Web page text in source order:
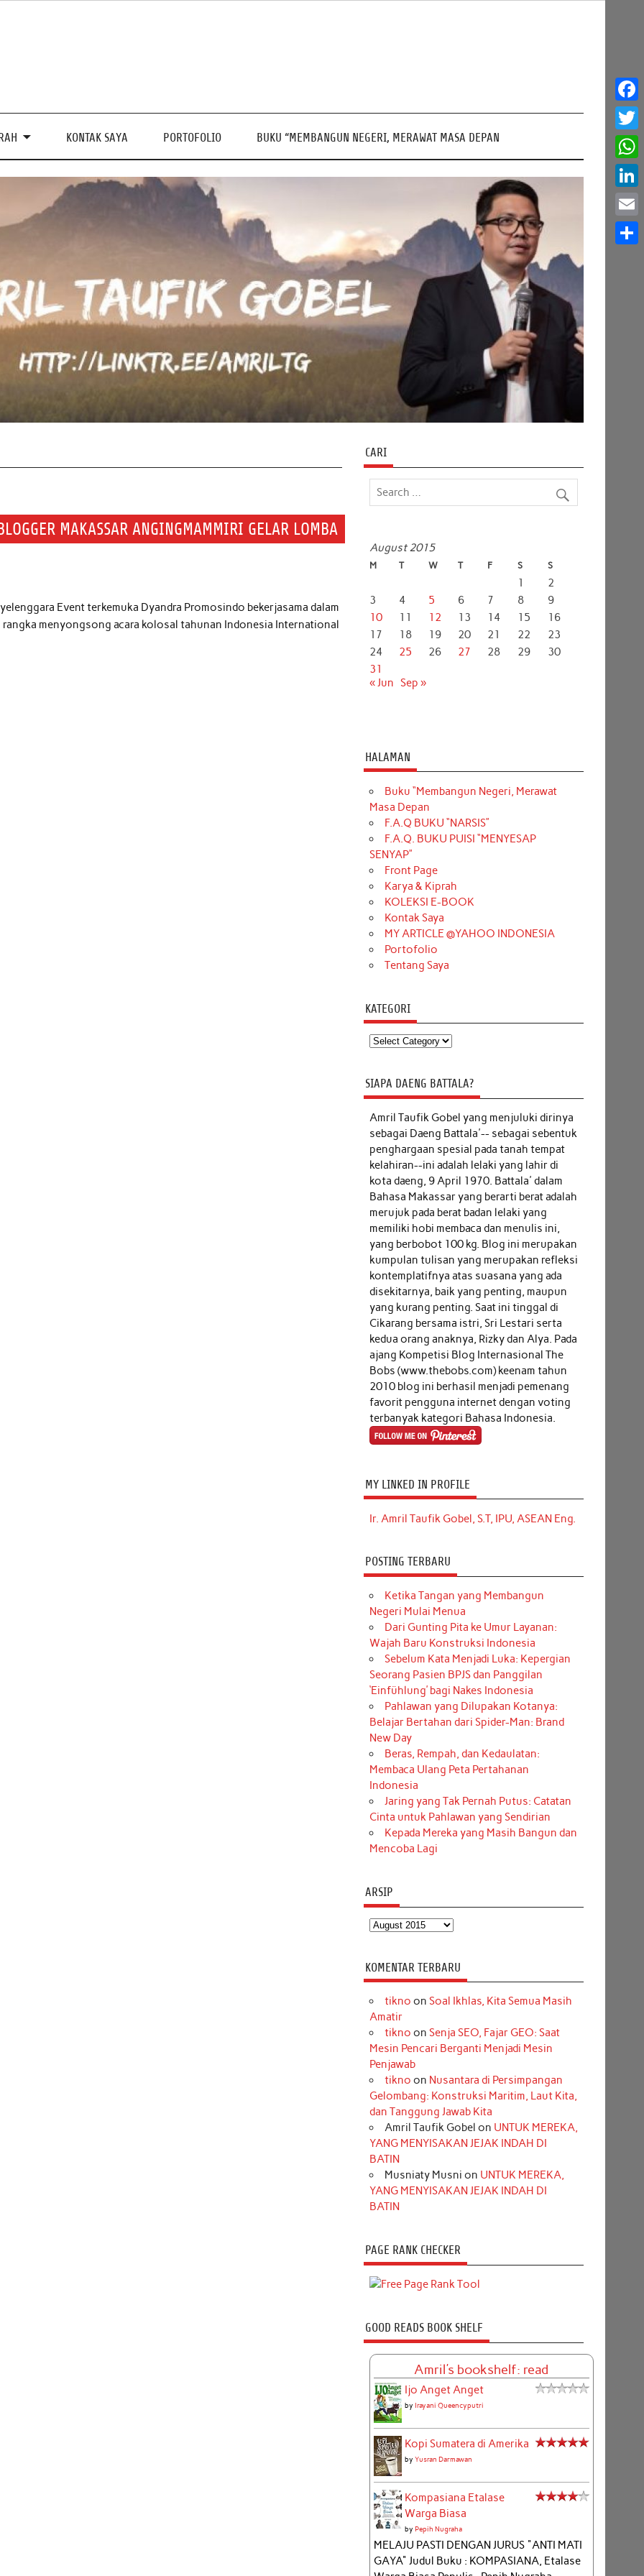
KONTAK SAYA PORTOFOLIO BUKU “MEMBANGUN NEGERI, MERAWAT MASA DEPAN
MAKASSAR ANGINGMAMMIRI GELAR LOMBA
Event terkemuka Dyandra Promosindo bekerjasama dalam
menyongsong acara kolosal tahunan Indonesia International
CARI
August 2015
M T W T F S S
1
2
3
4 5 6 7 8
9
10
11 12 13 14 15
16
17
18 19 20 21 22
23
24
25 26 27 28 29
30
31
« Jun Sep »
HALAMAN
Buku “Membangun Negeri, Merawat
Masa Depan
F.A.Q BUKU “NARSIS”
F.A.Q. BUKU PUISI “MENYESAP
SENYAP”
Front Page
Karya & Kiprah
KOLEKSI E-BOOK
Kontak Saya
MY ARTICLE @YAHOO INDONESIA
Portofolio
Tentang Saya
KATEGORI
Kategori
SIAPA DAENG BATTALA?
Amril Taufik Gobel yang menjuluki dirinya
sebagai Daeng Battala'-- sebagai sebentuk
penghargaan spesial pada tanah tempat
kelahiran--ini adalah lelaki yang lahir di
kota daeng, 9 April 1970. Battala' dalam
Bahasa Makassar yang berarti berat adalah
merujuk pada berat badan lelaki yang
memiliki hobi membaca dan menulis ini,
yang berbobot 100 kg. Blog ini merupakan
kumpulan tulisan yang merupakan refleksi
kontemplatifnya atas suasana yang ada
disekitarnya, baik yang penting, maupun
yang kurang penting. Saat ini tinggal di
Cikarang bersama istri, Sri Lestari serta
kedua orang anaknya, Rizky dan Alya. Pada
ajang Kompetisi Blog Internasional The
Bobs (www.thebobs.com) keenam tahun
2010 blog ini berhasil menjadi pemenang
favorit pengguna internet dengan voting
terbanyak kategori Bahasa Indonesia.
MY LINKED IN PROFILE
Ir. Amril Taufik Gobel, S.T, IPU, ASEAN Eng.
POSTING TERBARU
Ketika Tangan yang Membangun
Negeri Mulai Menua
Dari Gunting Pita ke Umur Layanan:
Wajah Baru Konstruksi Indonesia
Sebelum Kata Menjadi Luka: Kepergian
Seorang Pasien BPJS dan Panggilan
‘Einfühlung’ bagi Nakes Indonesia
Pahlawan yang Dilupakan Kotanya:
Belajar Bertahan dari Spider-Man: Brand
New Day
Beras, Rempah, dan Kedaulatan:
Membaca Ulang Peta Pertahanan
Indonesia
Jaring yang Tak Pernah Putus: Catatan
Cinta untuk Pahlawan yang Sendirian
Kepada Mereka yang Masih Bangun dan
Mencoba Lagi
ARSIP
Arsip
KOMENTAR TERBARU
tikno on Soal Ikhlas, Kita Semua Masih
Amatir
tikno on Senja SEO, Fajar GEO: Saat
Mesin Pencari Berganti Menjadi Mesin
Penjawab
tikno on Nusantara di Persimpangan
Gelombang: Konstruksi Maritim, Laut Kita,
dan Tanggung Jawab Kita
Amril Taufik Gobel on UNTUK MEREKA,
YANG MENYISAKAN JEJAK INDAH DI
BATIN
Musniaty Musni on UNTUK MEREKA,
YANG MENYISAKAN JEJAK INDAH DI
BATIN
PAGE RANK CHECKER
GOOD READS BOOK SHELF
Amril's bookshelf: read
Ijo Anget Anget
by Irayani Queencyputri
Kopi Sumatera di Amerika
by Yusran Darmawan
Kompasiana Etalase
Warga Biasa
by Pepih Nugraha
MELAJU PASTI DENGAN JURUS "ANTI MATI
GAYA" Judul Buku : KOMPASIANA, Etalase
Email